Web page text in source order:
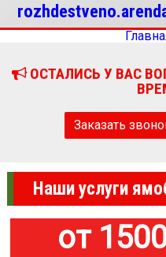
ОСТАЛИСЬ У ВАС
Заказать
Наши услуги
от